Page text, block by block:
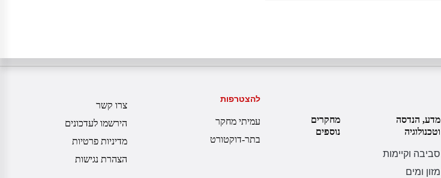
מדע, הנדסה
וטכנולוגיה
סביבה וקיימות
מזון ומים
מחקרים
נוספים
להצטרפות
עמיתי מחקר
בתר-דוקטורט
צרו קשר
הירשמו לעדכונים
מדיניות פרטיות
הצהרת נגישות